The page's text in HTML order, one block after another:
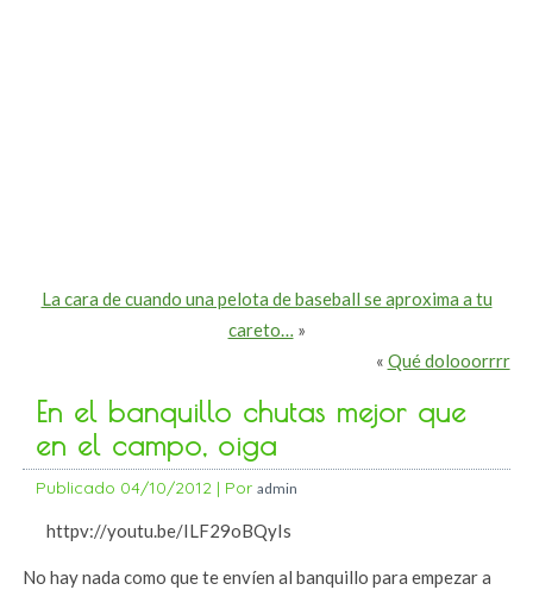
La cara de cuando una pelota de baseball se aproxima a tu
careto… »
« Qué dolooorrrr
En el banquillo chutas mejor que
en el campo, oiga
Publicado 04/10/2012 | Por admin
httpv://youtu.be/ILF29oBQyIs
No hay nada como que te envíen al banquillo para empezar a